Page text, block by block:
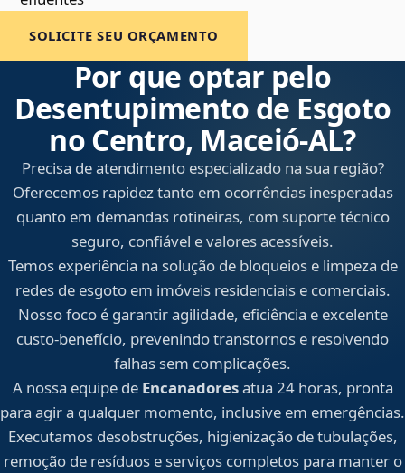
SOLICITE SEU ORÇAMENTO
Por que optar pelo
Desentupimento de Esgoto
no Centro, Maceió‑AL?
Precisa de atendimento especializado na sua região?
Oferecemos rapidez tanto em ocorrências inesperadas
quanto em demandas rotineiras, com suporte técnico
seguro, confiável e valores acessíveis.
Temos experiência na solução de bloqueios e limpeza de
redes de esgoto em imóveis residenciais e comerciais.
Nosso foco é garantir agilidade, eficiência e excelente
custo-benefício, prevenindo transtornos e resolvendo
falhas sem complicações.
A nossa equipe de Encanadoresatua 24 horas, pronta
para agir a qualquer momento, inclusive em emergências.
Executamos desobstruções, higienização de tubulações,
remoção de resíduos e serviços completos para manter o